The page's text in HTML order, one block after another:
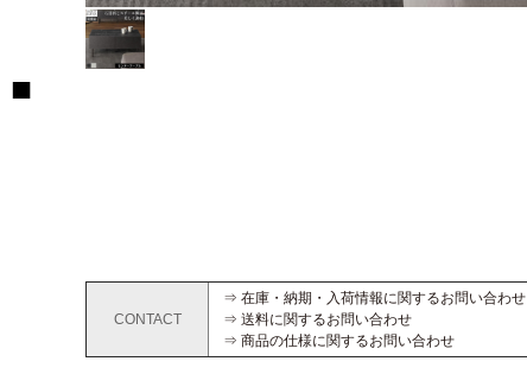
CONTACT
⇒ 在庫・納期・入荷情報に関するお問い合わせ
⇒ 送料に関するお問い合わせ
⇒ 商品の仕様に関するお問い合わせ